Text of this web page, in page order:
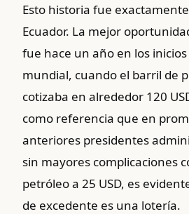
Esto historia fue
Ecuador. La mejor
fue hace un año en los inicios
mundial, cuando el barril de
cotizaba en alrededor 120
como referencia que en
anteriores presidentes
sin mayores complicaciones
petróleo a 25 USD, es
de excedente es una lotería.